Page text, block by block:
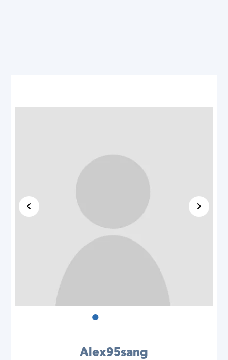
•
Alex95sang